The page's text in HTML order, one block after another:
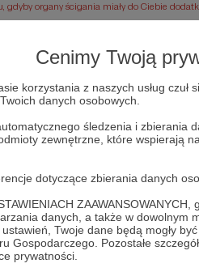
Cenimy Twoją
korzystania z naszych usług
danych osobowych.
śledzenia i zbierania
zewnętrzne, które wspierają
dotyczące zbierania danych
danych, a także w dowolnym
Twoje dane będą mogły
Gospodarczego. Pozostałe
prywatności.
gdyby organy ścigania miały do Ciebie
na przetwarzanie moich danych
Twoich danych osobowych jest Crowd8 sp. z
Warszawa. Twoje dane osobowe będą
z Tobą, w tym do umożliwienia świadczenia
Patronite.pl, w tym możliwości